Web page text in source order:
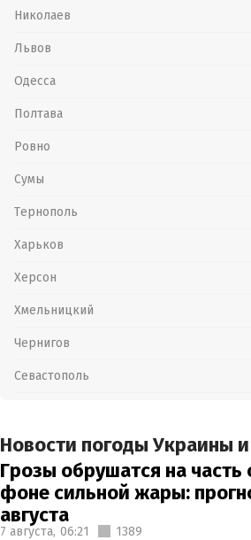
Николаев
Львов
Одесса
Полтава
Ровно
Сумы
Тернополь
Харьков
Херсон
Хмельницкий
Чернигов
Севастополь
Новости погоды Украины
Грозы обрушатся на часть
фоне сильной жары:
августа
7 августа, 06:21 1389